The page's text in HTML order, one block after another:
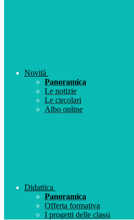
Novità
Panoramica
Le notizie
Le circolari
Albo online
Didattica
Panoramica
Offerta formativa
I progetti delle classi